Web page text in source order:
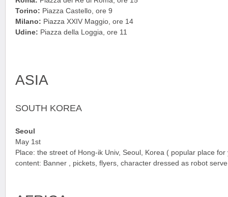
Torino: Piazza Castello, ore 9
Milano: Piazza XXIV Maggio, ore 14
Udine: Piazza della Loggia, ore 11
ASIA
SOUTH KOREA
Seoul
May 1st
Place: the street of Hong-ik Univ, Seoul, Korea ( popular place
content: Banner , pickets, flyers, character dressed as robot